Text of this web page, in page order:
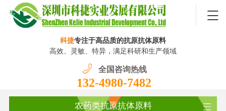
科捷专注于高品质的抗原抗体原料
高效、灵敏、特异，满足科研和生产领域
全国咨询热线
132-4980-7482
农药类抗原抗体原料